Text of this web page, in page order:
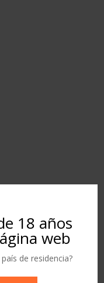
18 años
web
de residencia?
DE